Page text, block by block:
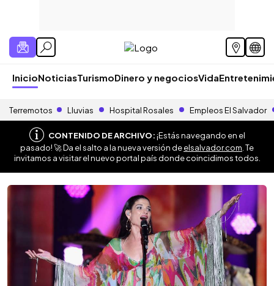
InicioNoticiasTurismoDinero y negociosVida
Terremotos Lluvias Hospital Rosales Empleos El Salvador
CONTENIDO DE ARCHIVO:¡Estás navegando en el
pasado! 🚀 Da el salto a la nueva versión deelsalvador.com . Te
invitamos a visitar el nuevo portal país donde coincidimos todos.